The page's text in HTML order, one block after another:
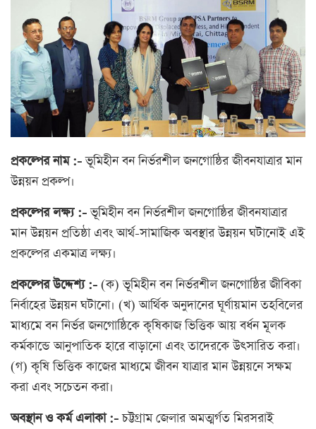
প্রকল্পের নাম :-ভূমিহীন বন নির্ভরশীল জনগোষ্ঠির জীবনযাত্রার মান
উন্নয়ন প্রকল্প।
প্রকল্পের লক্ষ্য :-ভূমিহীন বন নির্ভরশীল জনগোষ্ঠির জীবনযাত্রার
মান উন্নয়ন প্রতিষ্ঠা এবং আর্থ-সামাজিক অবস্থার উন্নয়ন ঘটানোই এই
প্রকল্পের একমাত্র লক্ষ্য।
প্রকল্পের উদ্দেশ্য :- (ক) ভূমিহীন বন নির্ভরশীল জনগোষ্ঠির জীবিকা
নির্বাহের উন্নয়ন ঘটানো। (খ) আর্থিক অনুদানের ঘূর্ণায়মান তহবিলের
মাধ্যমে বন নির্ভর জনগোষ্ঠিকে কৃষিকাজ ভিত্তিক আয় বর্ধন মূলক
কর্মকান্ডে আনুপাতিক হারে বাড়ানো এবং তাদেরকে উৎসারিত করা।
(গ) কৃষি ভিত্তিক কাজের মাধ্যমে জীবন যাত্রার মান উন্নয়নে সক্ষম
করা এবং সচেতন করা।
অবস্থান ও কর্ম এলাকা :-চট্টগ্রাম জেলার অমত্মর্গত মিরসরাই